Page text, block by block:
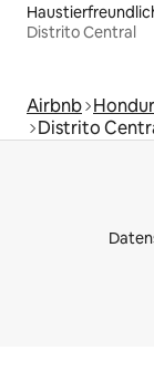
Distrito Central
Airbnb
Distrito